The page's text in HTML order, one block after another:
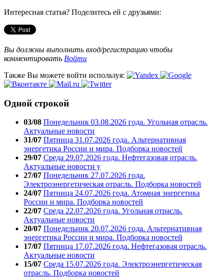
Интересная статья? Поделитесь ей с друзьями:
Вы должны выполнить вход/регистрацию чтобы
комментировать Войти
Также Вы можете войти используя:
Одной строкой
03/08 Понедельник 03.08.2026 года. Угольная отрасль.
Актуальные новости
31/07 Пятница 31.07.2026 года. Альтернативная
энергетика России и мира. Подборка новостей
29/07 Среда 29.07.2026 года. Нефтегазовая отрасль.
Актуальные новости у
27/07 Понедельник 27.07.2026 года.
Электроэнергетическая отрасль. Подборка новостей
24/07 Пятница 24.07.2026 года. Атомная энергетика
России и мира. Подборка новостей
22/07 Среда 22.07.2026 года. Угольная отрасль.
Актуальные новости
20/07 Понедельник 20.07.2026 года. Альтернативная
энергетика России и мира. Подборка новостей
17/07 Пятница 17.07.2026 года. Нефтегазовая отрасль.
Актуальные новости
15/07 Среда 15.07.2026 года. Электроэнергетическая
отрасль. Подборка новостей